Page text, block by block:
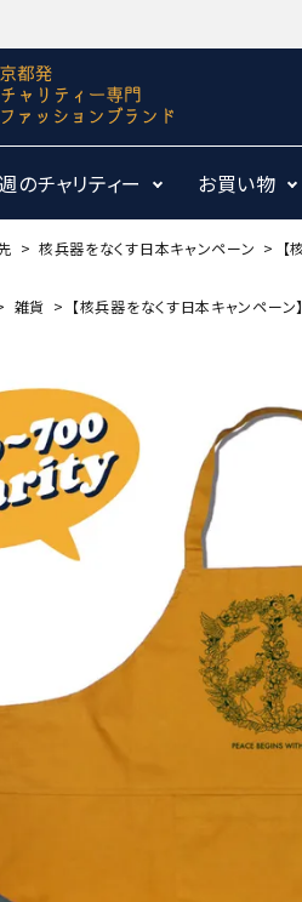
のチャリティー お買い物
核兵器をなくす日本キャンペーン
雑貨 【核兵器をなくす日本キャンペーン